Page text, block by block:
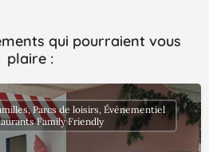
qui pourraient vous
plaire :
Parcs de loisirs, Événementiel
Family Friendly